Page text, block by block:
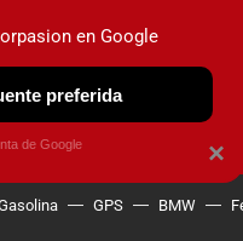
OBSERVATORIO
GPS BMW
×
en Google
preferida
de Google